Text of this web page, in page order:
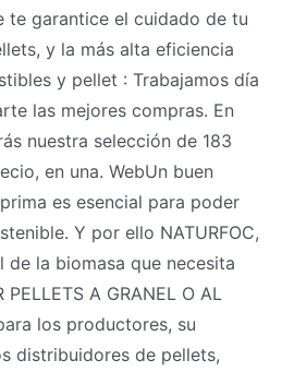
te garantice el cuidado de tu
y la más alta eficiencia
y pellet : Trabajamos día
las mejores compras. En
nuestra selección de 183
en una. WebUn buen
es esencial para poder
Y por ello NATURFOC,
la biomasa que necesita
PELLETS A GRANEL O AL
los productores, su
distribuidores de pellets,